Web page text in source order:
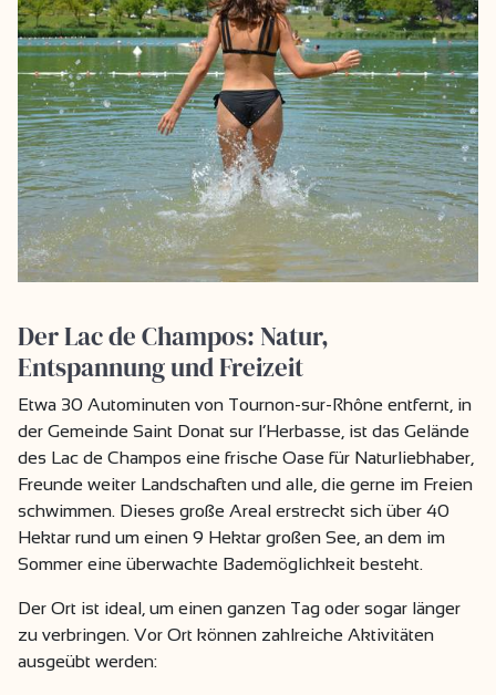
Der Lac de Champos: Natur,
Entspannung und Freizeit
Etwa 30 Autominuten von Tournon-sur-Rhône entfernt, in
der Gemeinde Saint Donat sur l’Herbasse, ist das Gelände
des Lac de Champos eine frische Oase für Naturliebhaber,
Freunde weiter Landschaften und alle, die gerne im Freien
schwimmen. Dieses große Areal erstreckt sich über 40
Hektar rund um einen 9 Hektar großen See, an dem im
Sommer eine überwachte Bademöglichkeit besteht.
Der Ort ist ideal, um einen ganzen Tag oder sogar länger
zu verbringen. Vor Ort können zahlreiche Aktivitäten
ausgeübt werden: